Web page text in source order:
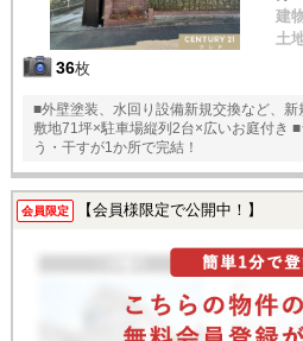
36枚
建
土
■外壁塗装、水回り設備新規交換など、
敷地71坪×駐車場縦列2台×広いお庭付き
う・干すが1か所で完結！
会員限定 【会員様限定で公開中！】